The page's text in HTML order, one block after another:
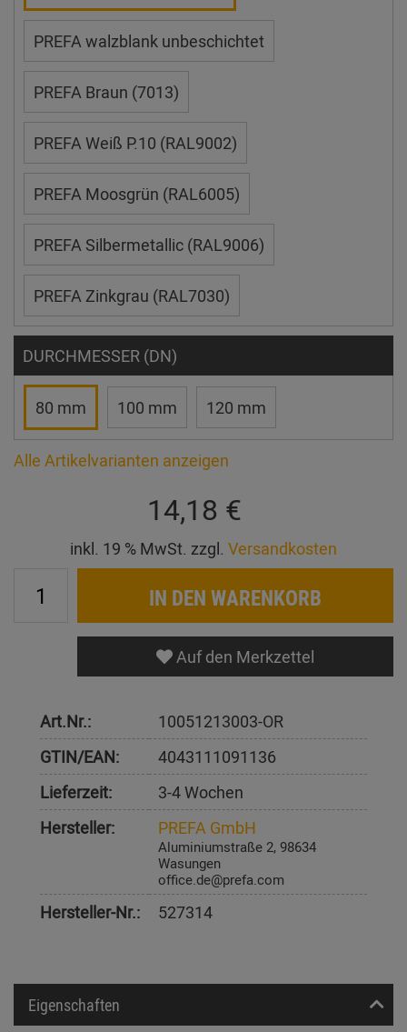
PREFA walzblank unbeschichtet
PREFA Braun (7013)
PREFA Weiß P.10 (RAL9002)
PREFA Moosgrün (RAL6005)
PREFA Silbermetallic (RAL9006)
PREFA Zinkgrau (RAL7030)
DURCHMESSER (DN)
80 mm 100 mm 120 mm
Alle Artikelvarianten anzeigen
14,18 €
inkl. 19 % MwSt. zzgl. Versandkosten
IN DEN WARENKORB
Auf den Merkzettel
Art.Nr.:
10051213003-OR
GTIN/EAN:
4043111091136
Lieferzeit:
3-4 Wochen
Hersteller:
PREFA GmbH
Aluminiumstraße 2, 98634
Wasungen
office.de@prefa.com
Hersteller-Nr.: 527314
Eigenschaften